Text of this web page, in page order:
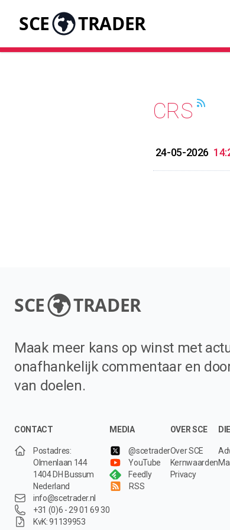
SCE TRADER
CRS
24-05-2026
SCE TRADER
Maak meer kans op winst met
onafhankelijk commentaar en
van doelen.
CONTACT
Postadres:
Olmenlaan 144
1404 DH Bussum
Nederland
info@scetrader.nl
+31 (0)6 - 29 01 69 30
KvK: 91139953
MEDIA
@scetrader
YouTube
Feedly
RSS
OVER SCE
Over SCE
Kernwaarden
Privacy